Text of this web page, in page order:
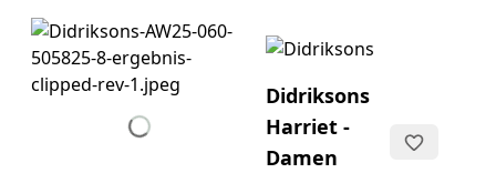
Didriksons
Harriet -
Damen